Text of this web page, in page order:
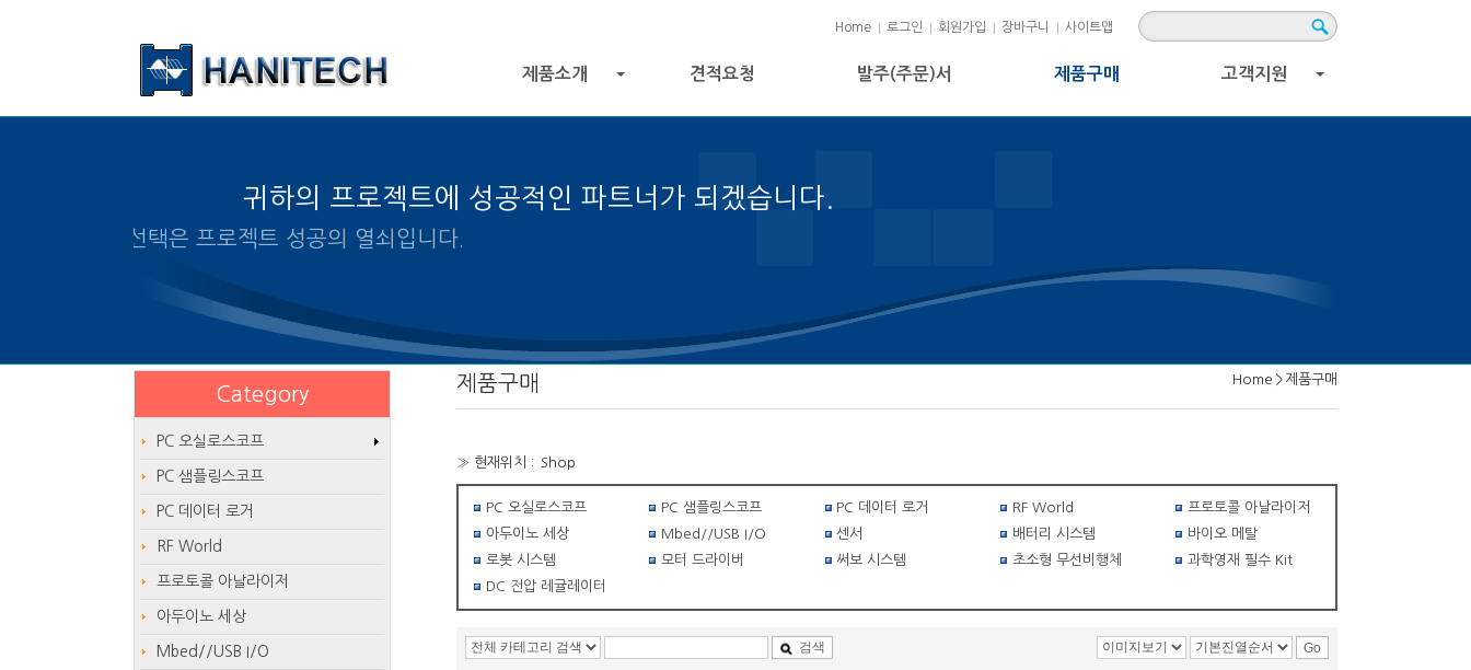
Home 로그인 회원가입 장바구니 사이트맵
제품소개 견적요청 발주(주문)서 제품구매 고객지원
귀하의 프로젝트에 성공적인 파트너가 되겠습니다.
알맞은 제품의 선택은 프로젝트 성공의 열쇠입니다.
Home > 제품구매
제품구매
» 현재위치 : Shop
PC 오실로스코프 PC 샘플링스코프 PC 데이터 로거 RF World
프로토콜 아날라이저
아두이노 세상
Mbed//USB I/O 센서 배터리 시스템
바이오 메탈
로봇 시스템
모터 드라이버 써보 시스템 초소형 무선비행체
과학영재 필수 Kit
DC 전압 레귤레이터
검색
Category
PC 오실로스코프
PC 샘플링스코프
PC 데이터 로거
RF World
프로토콜 아날라이저
아두이노 세상
Mbed//USB I/O